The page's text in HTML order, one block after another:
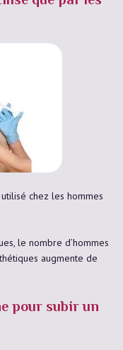
chez les hommes
le nombre d’hommes
augmente de
pour subir un